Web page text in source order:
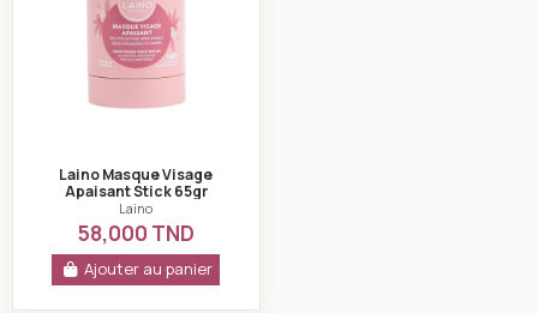
Laino Masque Visage
Apaisant Stick 65gr
Laino
58,000 TND
Ajouter au panier